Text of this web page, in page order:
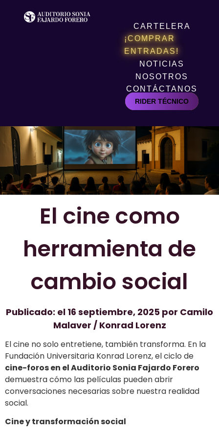
CARTELERA
¡COMPRAR
ENTRADAS!
NOTICIAS
NOSOTROS
CONTÁCTANOS
RIDER TÉCNICO
El cine como
herramienta de
cambio social
Publicado: el 16 septiembre, 2025 por Camilo
Malaver / Konrad Lorenz
El cine no solo entretiene, también transforma. En la
Fundación Universitaria Konrad Lorenz, el ciclo de
cine-foros en el Auditorio Sonia Fajardo Forero
demuestra cómo las películas pueden abrir
conversaciones necesarias sobre nuestra realidad
social.
Cine y transformación social